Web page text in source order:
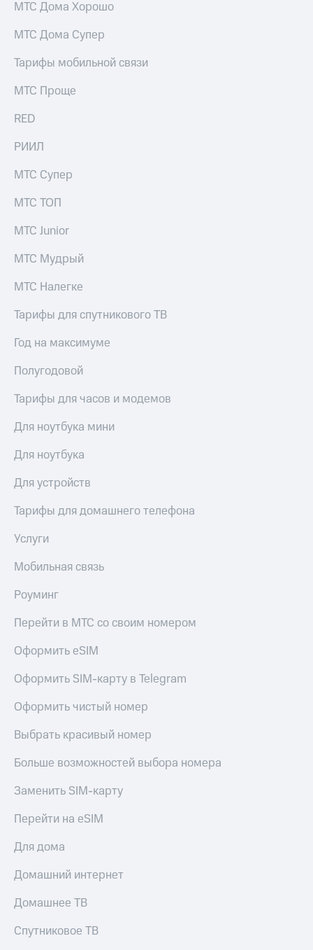
МТС Дома Хорошо
МТС Дома Супер
Тарифы мобильной связи
МТС Проще
RED
РИИЛ
МТС Супер
МТС ТОП
МТС Junior
МТС Мудрый
МТС Налегке
Тарифы для спутникового ТВ
Год на максимуме
Полугодовой
Тарифы для часов и модемов
Для ноутбука мини
Для ноутбука
Для устройств
Тарифы для домашнего телефона
Услуги
Мобильная связь
Роуминг
Перейти в МТС со своим номером
Оформить eSIM
Оформить SIM-карту в Telegram
Оформить чистый номер
Выбрать красивый номер
Больше возможностей выбора номера
Заменить SIM-карту
Перейти на eSIM
Для дома
Домашний интернет
Домашнее ТВ
Спутниковое ТВ